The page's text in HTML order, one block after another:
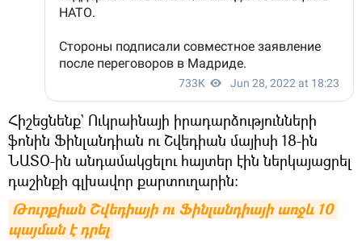
Հիշեցնենք` Ուկրաինայի իրադարձությունների
ֆոնին Ֆինլանդիան ու Շվեդիան մայիսի 18-ին
ՆԱՏՕ-ին անդամակցելու հայտեր էին ներկայացրել
դաշինքի գլխավոր քարտուղարին։
Թուրքիան Շվեդիայի ու Ֆինլանդիայի առջև 10
պայման է դրել